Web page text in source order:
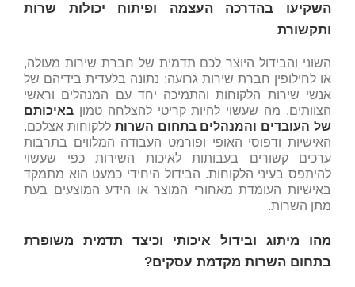
השקיעו בהדרכה העצמה ופיתוח יכולות שרות
ותקשורת
השוני והבידול היוצר לכם תדמית של חברת שירות מעולה,
או לחילופין חברת שירות גרועה: נתונה בלעדית בידיהם של
אנשי שירות הלקוחות והתמיכה יחד עם המנהלים וראשי
הצוותים. מה שעשוי להיות קריטי להצלחה טמון באיכותם
של העובדים והמנהלים בתחום השרות ללקוחות אצלכם.
האישיות ודפוסי האופי ופורמט העבודה המלווים בתרבות
ערכים קשורים בעבותות לאיכות השירות כפי שעשוי
להיתפס בעיני הלקוחות. הבידול היחידי כמעט הוא מתמקד
באישיות העומדת מאחורי המוצר או הידע המוצעים בעת
מתן השרות.
מהו מיתוג ובידול איכותי וכיצד תדמית משופרת
בתחום השרות מקדמת עסקים?